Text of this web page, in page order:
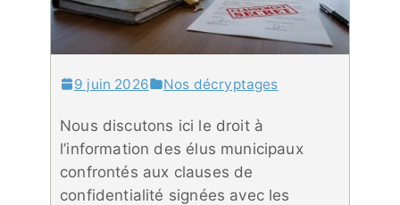
9 juin 2026 Nos décryptages
Nous discutons ici le droit à
l’information des élus municipaux
confrontés aux clauses de
confidentialité signées avec les